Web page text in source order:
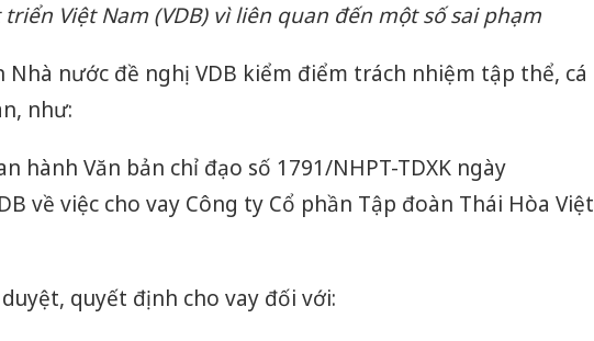
Việt Nam (VDB) vì liên quan đến một số sai phạm
Nhà nước đề nghị VDB kiểm điểm trách nhiệm tập thể, cá
như:
hành Văn bản chỉ đạo số 1791/NHPT-TDXK ngày
về việc cho vay Công ty Cổ phần Tập đoàn Thái Hòa Việt
quyết định cho vay đối với: